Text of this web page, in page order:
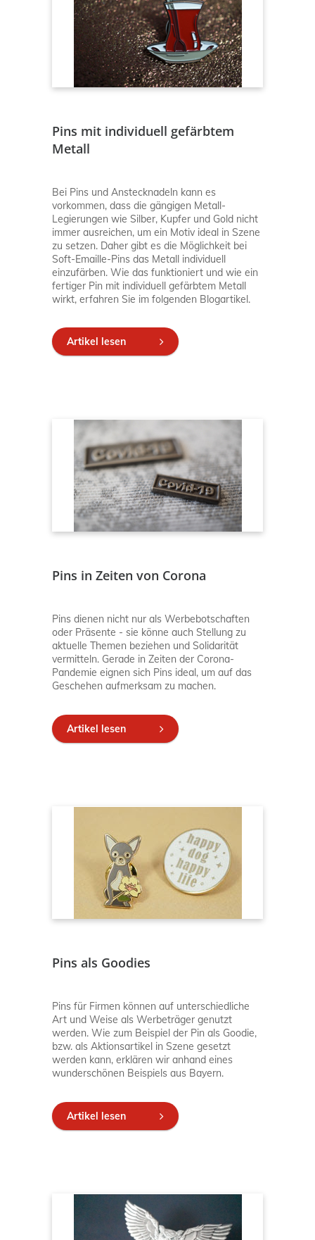
Pins mit individuell gefärbtem
Metall
Bei Pins und Anstecknadeln kann es
vorkommen, dass die gängigen Metall-
Legierungen wie Silber, Kupfer und Gold nicht
immer ausreichen, um ein Motiv ideal in Szene
zu setzen. Daher gibt es die Möglichkeit bei
Soft-Emaille-Pins das Metall individuell
einzufärben. Wie das funktioniert und wie ein
fertiger Pin mit individuell gefärbtem Metall
wirkt, erfahren Sie im folgenden Blogartikel.
Artikel lesen
Pins in Zeiten von Corona
Pins dienen nicht nur als Werbebotschaften
oder Präsente - sie könne auch Stellung zu
aktuelle Themen beziehen und Solidarität
vermitteln. Gerade in Zeiten der Corona-
Pandemie eignen sich Pins ideal, um auf das
Geschehen aufmerksam zu machen.
Artikel lesen
Pins als Goodies
Pins für Firmen können auf unterschiedliche
Art und Weise als Werbeträger genutzt
werden. Wie zum Beispiel der Pin als Goodie,
bzw. als Aktionsartikel in Szene gesetzt
werden kann, erklären wir anhand eines
wunderschönen Beispiels aus Bayern.
Artikel lesen